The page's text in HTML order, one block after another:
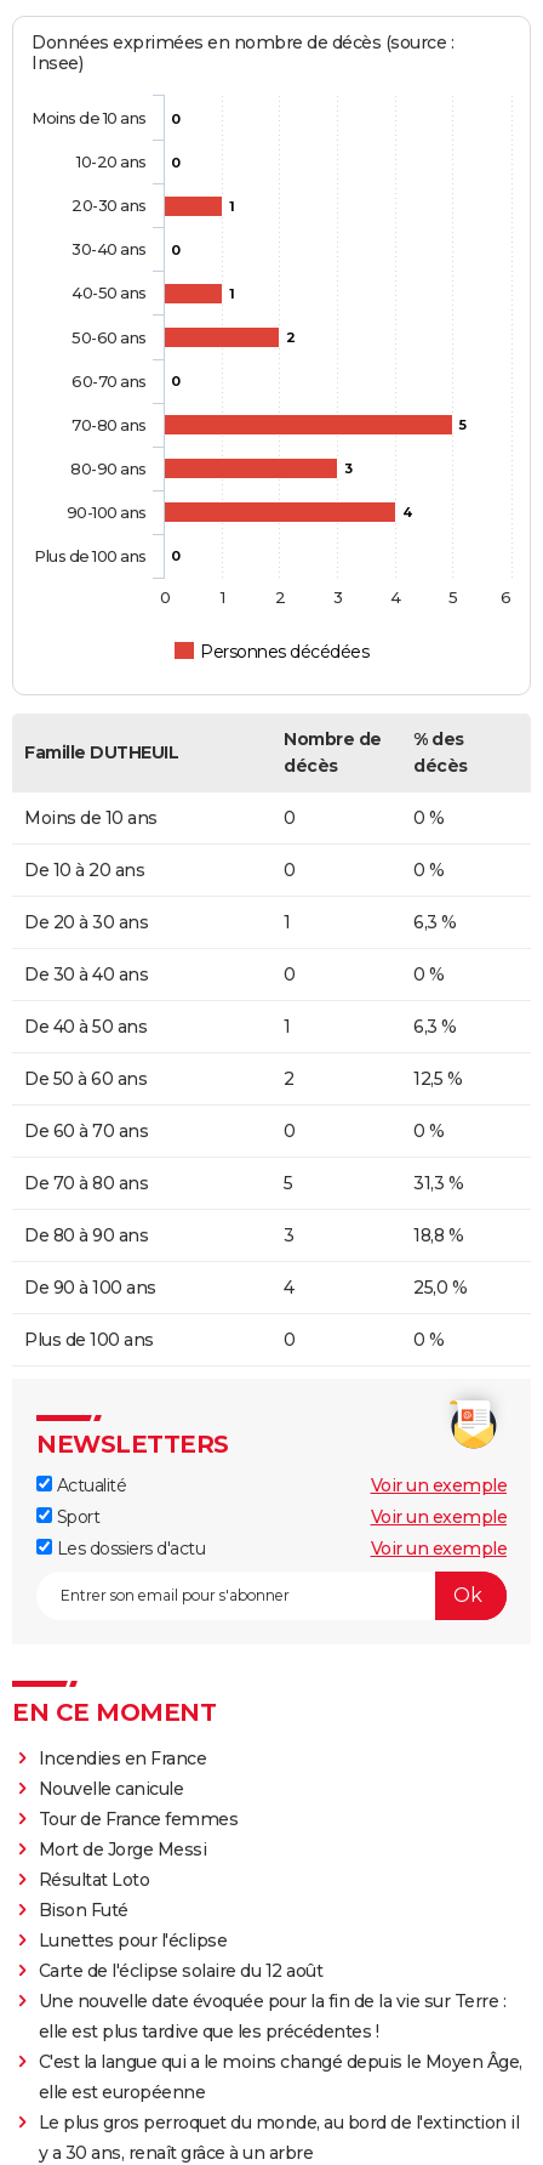
Données exprimées en nombre de décès (source :
Insee)
0
0
1
0
1
2
0
5
3
4
0
Personnes décédées
Moins de 10 ans
10-20 ans
20-30 ans
30-40 ans
40-50 ans
50-60 ans
60-70 ans
70-80 ans
80-90 ans
90-100 ans
Plus de 100 ans
0 1 2 3 4 5 6
Famille DUTHEUIL
Nombre de
décès
% des
décès
Moins de 10 ans 0 0 %
De 10 à 20 ans 0 0 %
De 20 à 30 ans 1 6,3 %
De 30 à 40 ans 0 0 %
De 40 à 50 ans 1 6,3 %
De 50 à 60 ans 2 12,5 %
De 60 à 70 ans 0 0 %
De 70 à 80 ans 5 31,3 %
De 80 à 90 ans 3 18,8 %
De 90 à 100 ans 4 25,0 %
Plus de 100 ans 0 0 %
NEWSLETTERS
Actualité
Voir un exemple
Sport
Voir un exemple
Les dossiers d'actu
Voir un exemple
EN CE MOMENT
Incendies en France
Nouvelle canicule
Tour de France femmes
Mort de Jorge Messi
Résultat Loto
Bison Futé
Lunettes pour l'éclipse
Carte de l'éclipse solaire du 12 août
Une nouvelle date évoquée pour la fin de la vie sur Terre :
elle est plus tardive que les précédentes !
C'est la langue qui a le moins changé depuis le Moyen Âge,
elle est européenne
Le plus gros perroquet du monde, au bord de l'extinction il
y a 30 ans, renaît grâce à un arbre